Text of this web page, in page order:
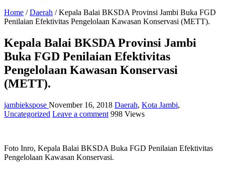
Home / Daerah / Kepala Balai BKSDA Provinsi Jambi Buka FGD
Penilaian Efektivitas Pengelolaan Kawasan Konservasi (METT).
Kepala Balai BKSDA Provinsi Jambi
Buka FGD Penilaian Efektivitas
Pengelolaan Kawasan Konservasi
(METT).
jambiekspose November 16, 2018 Daerah, Kota Jambi,
Uncategorized Leave a comment 998 Views
Foto Inro, Kepala Balai BKSDA Buka FGD Penilaian Efektivitas
Pengelolaan Kawasan Konservasi.